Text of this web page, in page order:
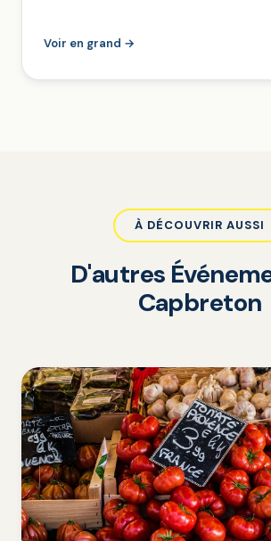
Voir en grand →
À DÉCOUVRIR AUSSI
D'autres
Capbreton